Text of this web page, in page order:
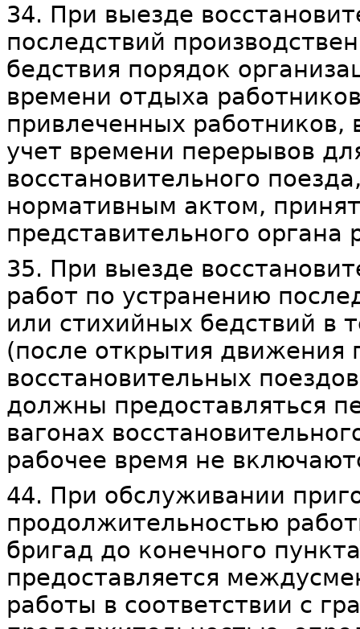
34. При выезде
последствий
бедствия порядок
времени отдыха
привлеченных работников,
учет времени перерывов
восстановительного
нормативным актом,
представительного органа
35. При выезде
работ по устранению
или стихийных бедствий в
(после открытия движения
восстановительных
должны предоставляться
вагонах
рабочее время не
44. При обслуживании
продолжительностью
бригад до конечного
предоставляется
работы в соответствии с